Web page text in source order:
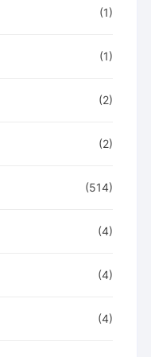
(1)
(1)
(2)
(2)
(514)
(4)
(4)
(4)